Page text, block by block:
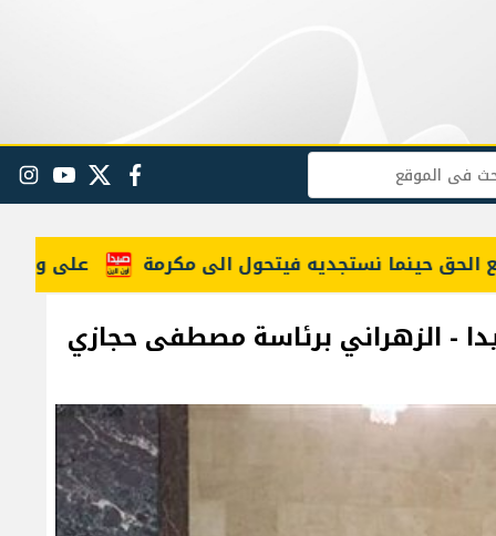
البحث facebook
twitter
على وقع التصعيد اليومي.. الجنوب الى مكرمة
- الزهراني برئاسة مصطفى حجازي